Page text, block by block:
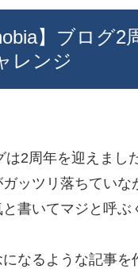
】ブログ
レンジ
2周年を迎えました
ッツリ落ちてい
書いてマジと呼ぶ
なるような記事